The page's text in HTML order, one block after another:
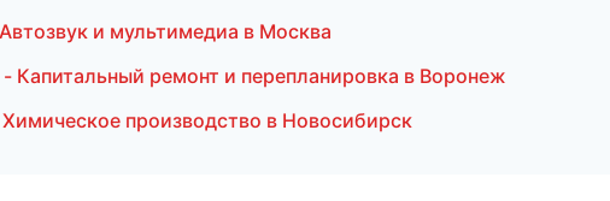
и мультимедиа в Москва
Капитальный ремонт и перепланировка в Воронеж
производство в Новосибирск